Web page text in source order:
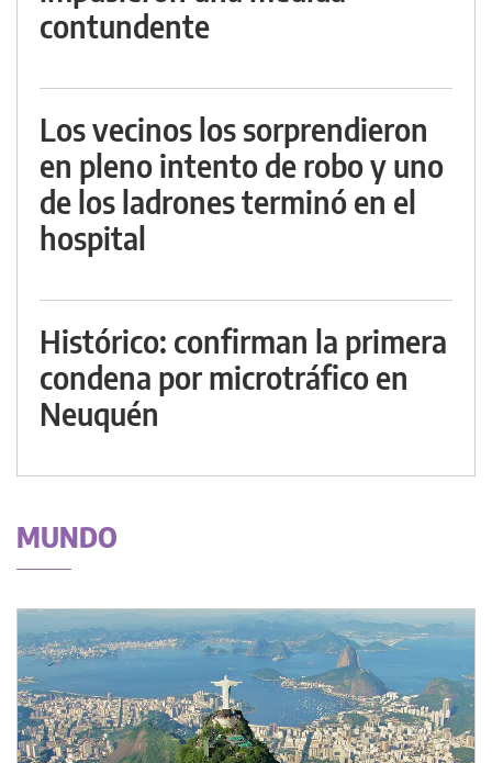
contundente
Los vecinos los sorprendieron
en pleno intento de robo y uno
de los ladrones terminó en el
hospital
Histórico: confirman la primera
condena por microtráfico en
Neuquén
MUNDO